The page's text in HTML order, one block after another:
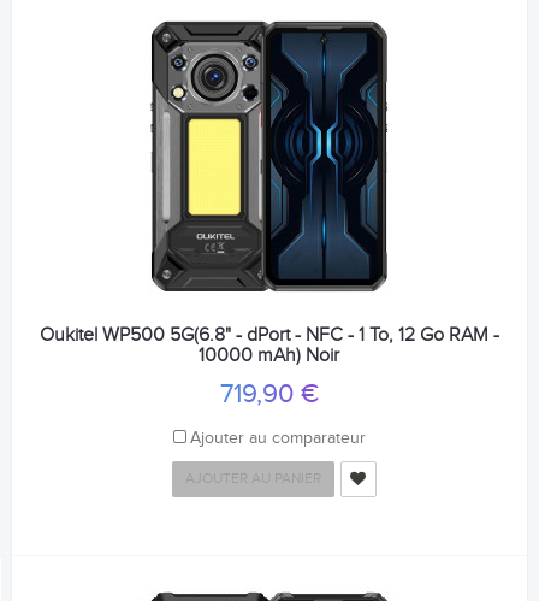
Oukitel WP500 5G(6.8" - dPort - NFC - 1 To, 12 Go RAM -
10000 mAh) Noir
719,90 €
Ajouter au comparateur
AJOUTER AU PANIER